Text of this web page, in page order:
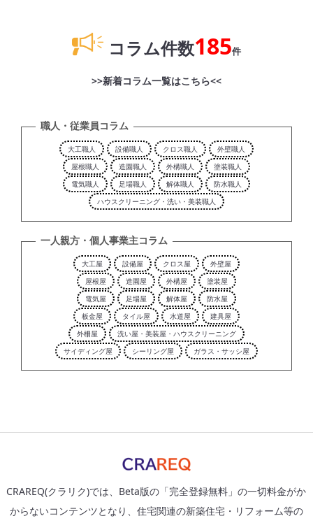
コラム件数185件
>>新着コラム一覧はこちら<<
職人・従業員コラム
大工職人 設備職人 クロス職人
外壁職人
屋根職人
造園職人 外構職人
塗装職人
電気職人
足場職人 解体職人
防水職人
ハウスクリーニング・洗い・美装職人
一人親方・個人事業主コラム
大工屋 設備屋 クロス屋
外壁屋
屋根屋
造園屋 外構屋
塗装屋
電気屋
足場屋 解体屋
防水屋
板金屋
タイル屋 水道屋
建具屋
外柵屋
洗い屋・美装屋・ハウスクリーニング
サイディング屋
シーリング屋 ガラス・サッシ屋
CRAREQ(クラリク)では、Beta版の「完全登録無料」の一切料金がか
からないコンテンツとなり、住宅関連の新築住宅・リフォーム等の